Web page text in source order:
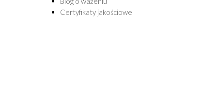
Certyfikaty jakościowe